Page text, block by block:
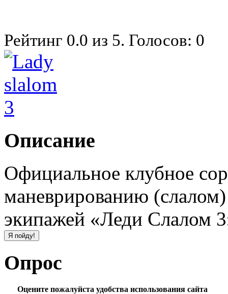
Рейтинг 0.0 из 5. Голосов: 0
Описание
Официальное клубное
маневрированию
экипажей «Леди Слалом
Опрос
Оцените пожалуйста удобства использования сайта